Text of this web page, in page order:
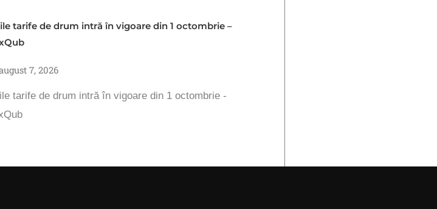
tarife de drum intră în vigoare din 1 octombrie –
7, 2026
tarife de drum intră în vigoare din 1 octombrie -